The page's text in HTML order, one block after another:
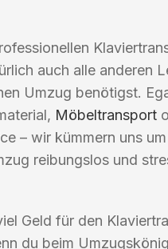
auch alle anderen
Umzug benötigst.
Möbeltransport
– wir kümmern uns
reibungslos und
Geld für den
du beim